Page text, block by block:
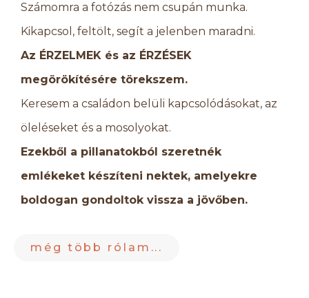
Számomra a fotózás nem csupán munka.
Kikapcsol, feltölt, segít a jelenben maradni.
Az ÉRZELMEK és az ÉRZÉSEK
megörökítésére törekszem.
Keresem a családon belüli kapcsolódásokat, az
öleléseket és a mosolyokat.
Ezekből a pillanatokból szeretnék
emlékeket készíteni nektek, amelyekre
boldogan gondoltok vissza a jövőben.
még több rólam...